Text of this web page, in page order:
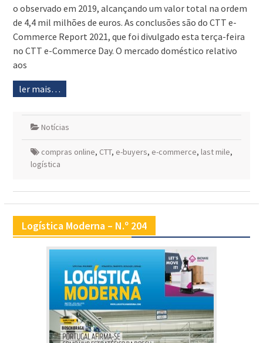
o observado em 2019, alcançando um valor total na ordem
de 4,4 mil milhões de euros. As conclusões são do CTT e-
Commerce Report 2021, que foi divulgado esta terça-feira
no CTT e-Commerce Day. O mercado doméstico relativo
aos
ler mais…
Notícias
compras online, CTT, e-buyers, e-commerce, last mile,
logística
Logística Moderna – N.º 204